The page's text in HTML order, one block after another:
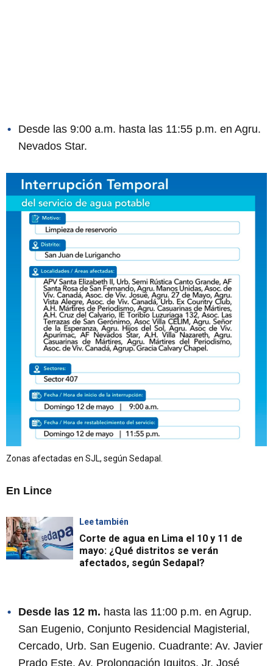
Desde las 9:00 a.m. hasta las 11:55 p.m. en Agru.
Nevados Star.
Zonas afectadas en SJL, según Sedapal.
En Lince
Lee también
Corte de agua en Lima el 10 y 11 de
mayo: ¿Qué distritos se verán
afectados, según Sedapal?
Desde las 12 m. hasta las 11:00 p.m. en Agrup.
San Eugenio, Conjunto Residencial Magisterial,
Cercado, Urb. San Eugenio. Cuadrante: Av. Javier
Prado Este, Av. Prolongación Iquitos, Jr. José